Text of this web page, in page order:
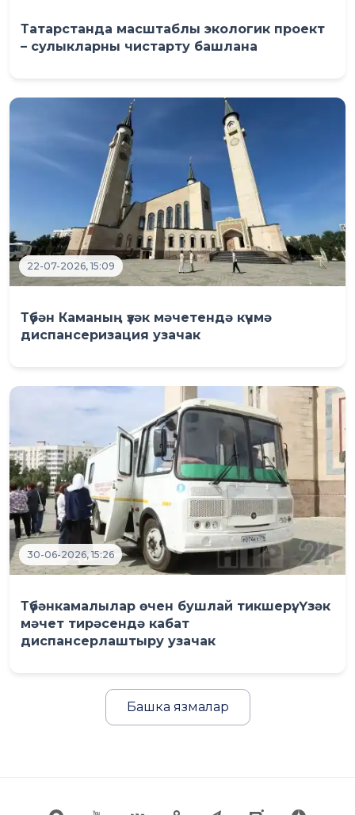
Татарстанда масштаблы экологик проект
– сулыкларны чистарту башлана
22-07-2026, 15:09
Түбән Каманың үзәк мәчетендә күчмә
диспансеризация узачак
30-06-2026, 15:26
Түбәнкамалылар өчен бушлай тикшерү: Үзәк
мәчет тирәсендә кабат
диспансерлаштыру узачак
Башка язмалар